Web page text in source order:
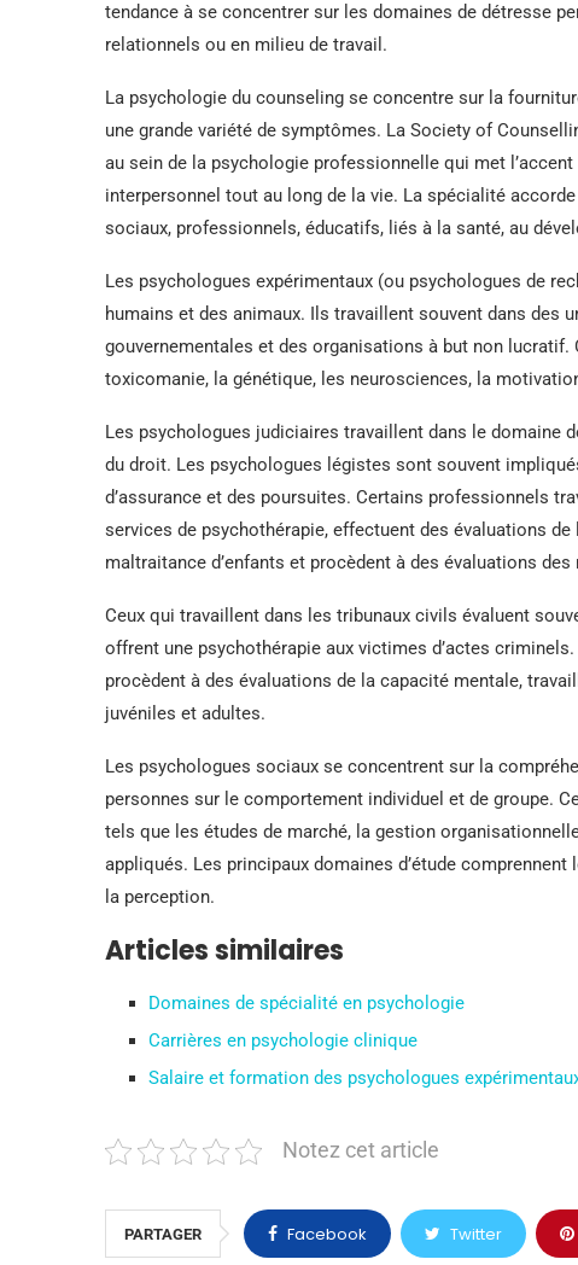
tendance à se concentrer sur les domaines de détresse
relationnels ou en milieu de travail.
La psychologie du counseling se concentre sur la
une grande variété de symptômes. La Society of
au sein de la psychologie professionnelle qui met
interpersonnel tout au long de la vie. La spécialité
sociaux, professionnels, éducatifs, liés à la santé, au
Les psychologues expérimentaux (ou psychologues de
humains et des animaux. Ils travaillent souvent dans des
gouvernementales et des organisations à but non
toxicomanie, la génétique, les neurosciences, la
Les psychologues judiciaires travaillent dans le domaine
du droit. Les psychologues légistes sont souvent
d’assurance et des poursuites. Certains professionnels
services de psychothérapie, effectuent des évaluations
maltraitance d’enfants et procèdent à des évaluations
Ceux qui travaillent dans les tribunaux civils évaluent
offrent une psychothérapie aux victimes d’actes
procèdent à des évaluations de la capacité mentale,
juvéniles et adultes.
Les psychologues sociaux se concentrent sur la
personnes sur le comportement individuel et de groupe.
tels que les études de marché, la gestion
appliqués. Les principaux domaines d’étude
la perception.
Articles similaires
Domaines de spécialité en psychologie
Carrières en psychologie clinique
Salaire et formation des psychologues
Notez cet article
PARTAGER Facebook Twitter